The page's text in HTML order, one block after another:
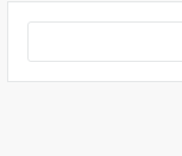
ブ